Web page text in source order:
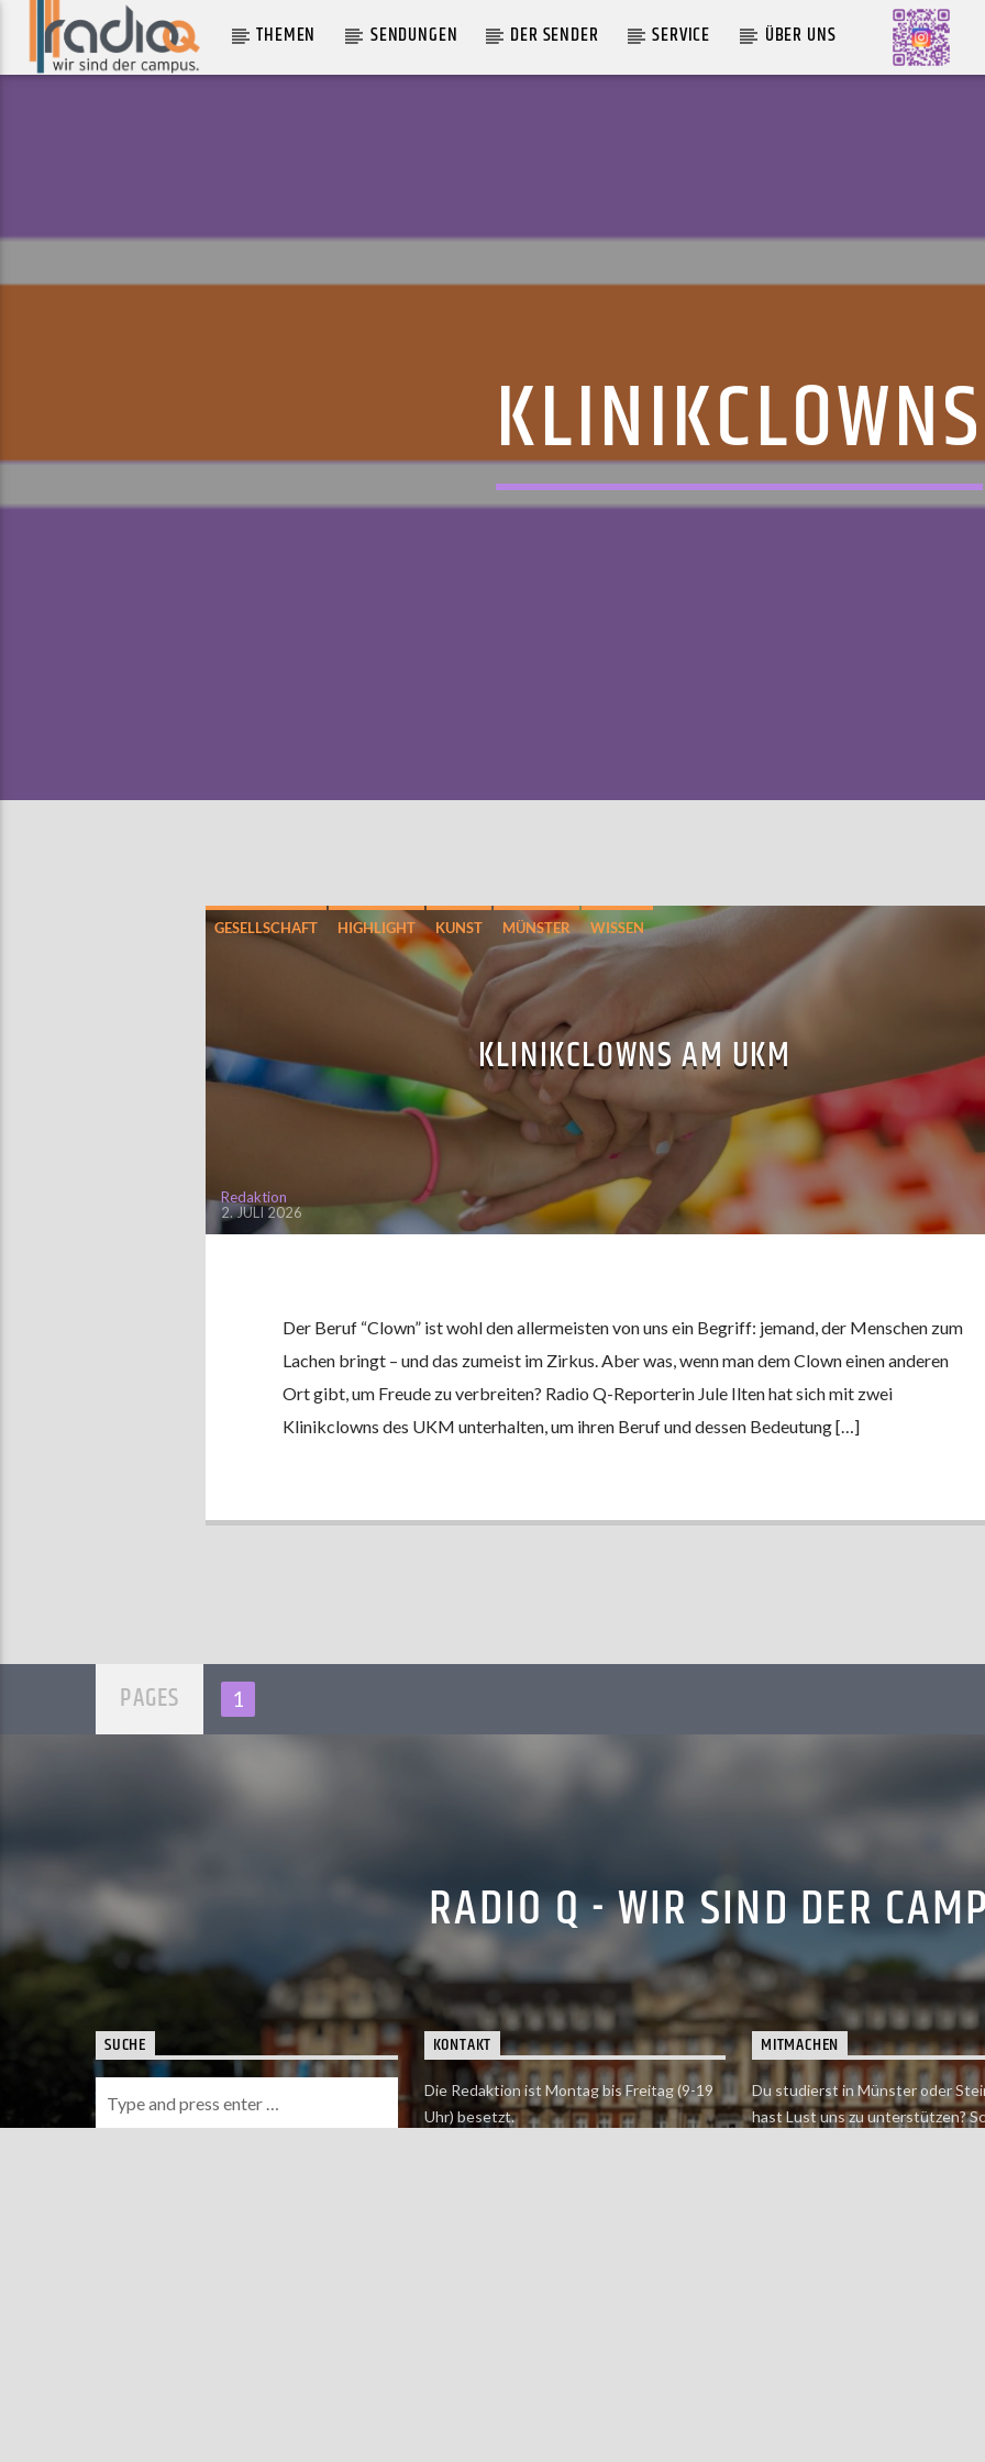
THEMEN SENDUNGEN DER SENDER SERVICE ÜBER UNS
KLINIKCLOWNS
GESELLSCHAFT HIGHLIGHT KUNST MÜNSTER WISSEN
KLINIKCLOWNS AM UKM
Redaktion
2. JULI 2026
Der Beruf “Clown” ist wohl den allermeisten von uns ein Begriff: jemand, der Menschen zum
Lachen bringt – und das zumeist im Zirkus. Aber was, wenn man dem Clown einen anderen
Ort gibt, um Freude zu verbreiten? Radio Q-Reporterin Jule Ilten hat sich mit zwei
Klinikclowns des UKM unterhalten, um ihren Beruf und dessen Bedeutung […]
PAGES 1
RADIO Q - WIR SIND DER
SUCHE KONTAKT
Die Redaktion ist Montag bis Freitag (9-19
Uhr) besetzt.
MITMACHEN
Du studierst in Münster oder
hast Lust uns zu unterstützen?